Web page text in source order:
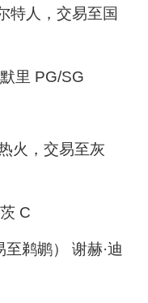
特人，交易至国
里 PG/SG
火，交易至灰
C
鹈鹕） 谢赫·迪